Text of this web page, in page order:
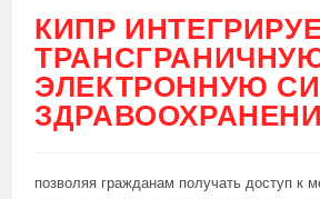
КИПР
ЭЛЕКТРОННУЮ
позволяя гражданам получать доступ к